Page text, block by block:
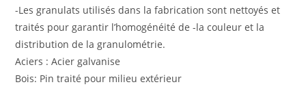
-Les granulats utilisés dans la fabrication sont nettoyés et
traités pour garantir l’homogénéité de -la couleur et la
distribution de la granulométrie.
Aciers : Acier galvanise
Bois: Pin traité pour milieu extérieur